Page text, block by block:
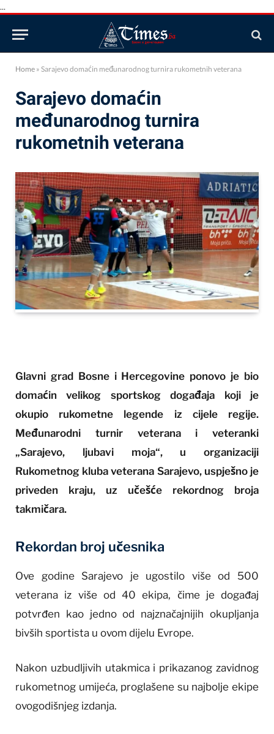
...
Home » Sarajevo domaćin međunarodnog turnira rukometnih veterana
Sarajevo domaćin
međunarodnog turnira
rukometnih veterana
Glavni grad Bosne i Hercegovine ponovo je bio
domaćin velikog sportskog događaja koji je
okupio rukometne legende iz cijele regije.
Međunarodni turnir veterana i veteranki
„Sarajevo, ljubavi moja“, u organizaciji
Rukometnog kluba veterana Sarajevo, uspješno je
priveden kraju, uz učešće rekordnog broja
takmičara.
Rekordan broj učesnika
Ove godine Sarajevo je ugostilo više od 500
veterana iz više od 40 ekipa, čime je događaj
potvrđen kao jedno od najznačajnijih okupljanja
bivših sportista u ovom dijelu Evrope.
Nakon uzbudljivih utakmica i prikazanog zavidnog
rukometnog umijeća, proglašene su najbolje ekipe
ovogodišnjeg izdanja.